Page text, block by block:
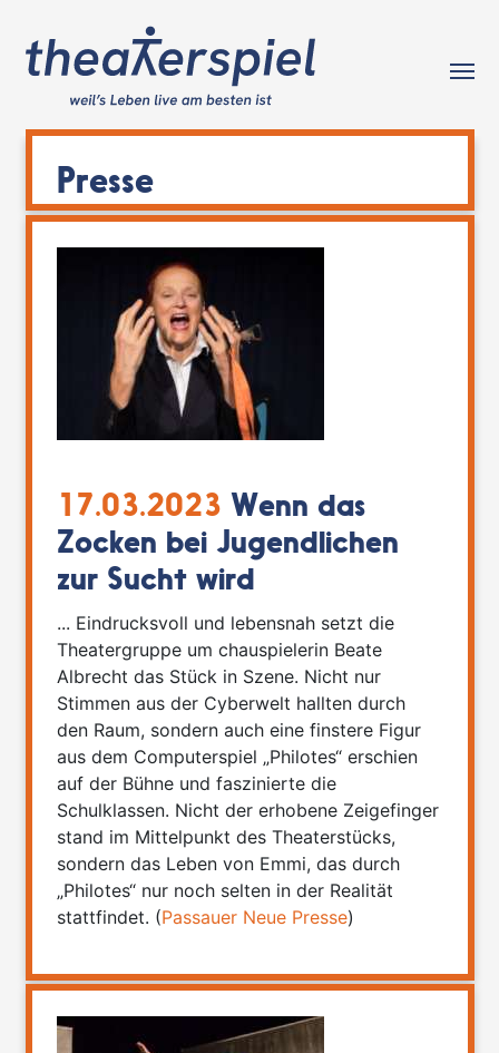
Presse
17.03.2023 Wenn das
Zocken bei Jugendlichen
zur Sucht wird
... Eindrucksvoll und lebensnah setzt die
Theatergruppe um chauspielerin Beate
Albrecht das Stück in Szene. Nicht nur
Stimmen aus der Cyberwelt hallten durch
den Raum, sondern auch eine finstere Figur
aus dem Computerspiel „Philotes“ erschien
auf der Bühne und faszinierte die
Schulklassen. Nicht der erhobene Zeigefinger
stand im Mittelpunkt des Theaterstücks,
sondern das Leben von Emmi, das durch
„Philotes“ nur noch selten in der Realität
stattfindet. (Passauer Neue Presse)